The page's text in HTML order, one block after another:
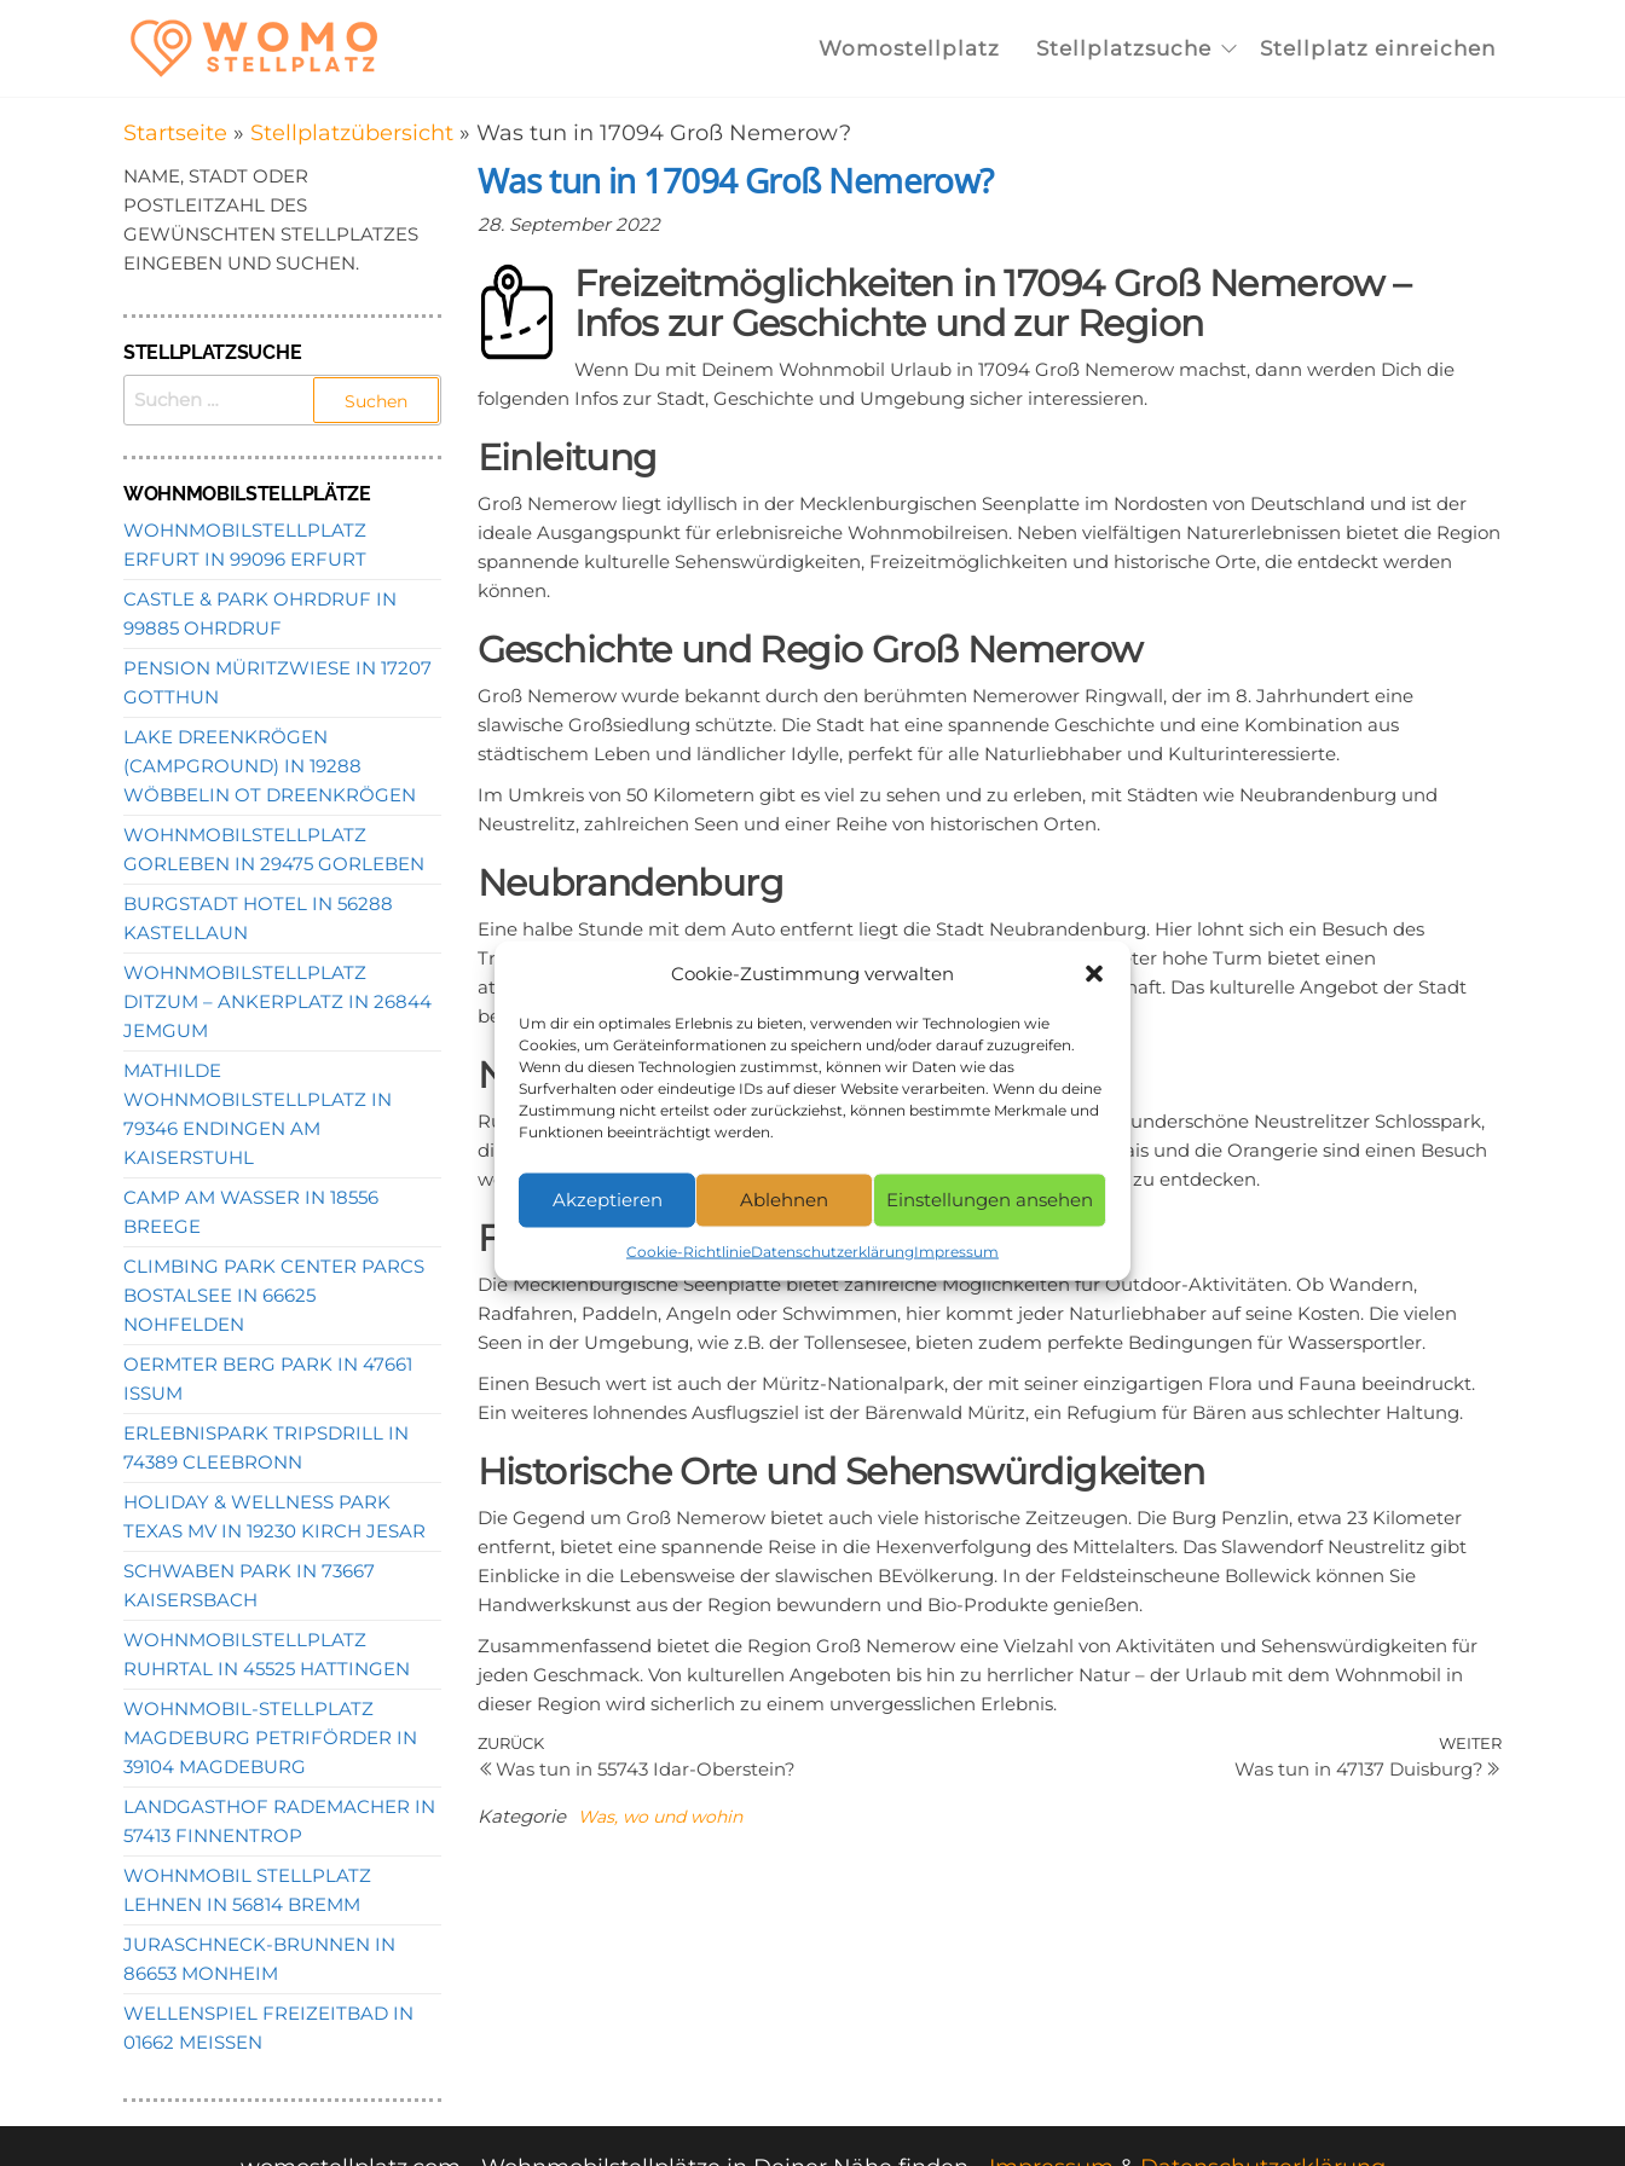
Cookie-Zustimmung verwalten
Um dir ein optimales Erlebnis zu bieten, verwenden wir Technologien wie
Cookies, um Geräteinformationen zu speichern und/oder darauf zuzugreifen.
Wenn du diesen Technologien zustimmst, können wir Daten wie das
Surfverhalten oder eindeutige IDs auf dieser Website verarbeiten. Wenn du deine
Zustimmung nicht erteilst oder zurückziehst, können bestimmte Merkmale und
Funktionen beeinträchtigt werden.
Akzeptieren Ablehnen Einstellungen ansehen
Cookie-RichtlinieDatenschutzerklärungImpressum
in der Nähe finden
Womostellplatz Stellplatzsuche Stellplatz einreichen
Startseite » Stellplatzübersicht » Was tun in 17094 Groß Nemerow?
Was tun in 17094 Groß Nemerow?
28. September 2022
Freizeitmöglichkeiten in 17094 Groß Nemerow –
Infos zur Geschichte und zur Region
Wenn Du mit Deinem Wohnmobil Urlaub in 17094 Groß Nemerow machst, dann werden Dich die
folgenden Infos zur Stadt, Geschichte und Umgebung sicher interessieren.
Einleitung
Groß Nemerow liegt idyllisch in der Mecklenburgischen Seenplatte im Nordosten von Deutschland und ist der
ideale Ausgangspunkt für erlebnisreiche Wohnmobilreisen. Neben vielfältigen Naturerlebnissen bietet die Region
spannende kulturelle Sehenswürdigkeiten, Freizeitmöglichkeiten und historische Orte, die entdeckt werden
können.
Geschichte und Regio Groß Nemerow
Groß Nemerow wurde bekannt durch den berühmten Nemerower Ringwall, der im 8. Jahrhundert eine
slawische Großsiedlung schützte. Die Stadt hat eine spannende Geschichte und eine Kombination aus
städtischem Leben und ländlicher Idylle, perfekt für alle Naturliebhaber und Kulturinteressierte.
Im Umkreis von 50 Kilometern gibt es viel zu sehen und zu erleben, mit Städten wie Neubrandenburg und
Neustrelitz, zahlreichen Seen und einer Reihe von historischen Orten.
Neubrandenburg
Eine halbe Stunde mit dem Auto entfernt liegt die Stadt Neubrandenburg. Hier lohnt sich ein Besuch des
Treptower Tors, einem der vier erhaltenen Stadttore der Stadt. Der 56 Meter hohe Turm bietet einen
atemberaubenden Blick über die Stadt und die umliegende Seenlandschaft. Das kulturelle Angebot der Stadt
beinhaltet Museen und Galerien, Theater und Konzerte.
Neustrelitz
Rund 36 Kilometer entfernt liegt die Stadt Neustrelitz, bekannt für das wunderschöne Neustrelitzer Schlosspark,
die historische Altstadt und das Schlossmuseum. Auch das Carolinenpalais und die Orangerie sind einen Besuch
wert. Für Tierliebhaber gibt es den Tierpark mit einheimischen Tierarten zu entdecken.
Freizeitaktivitäten in der Natur
Die Mecklenburgische Seenplatte bietet zahlreiche Möglichkeiten für Outdoor-Aktivitäten. Ob Wandern,
Radfahren, Paddeln, Angeln oder Schwimmen, hier kommt jeder Naturliebhaber auf seine Kosten. Die vielen
Seen in der Umgebung, wie z.B. der Tollensesee, bieten zudem perfekte Bedingungen für Wassersportler.
Einen Besuch wert ist auch der Müritz-Nationalpark, der mit seiner einzigartigen Flora und Fauna beeindruckt.
Ein weiteres lohnendes Ausflugsziel ist der Bärenwald Müritz, ein Refugium für Bären aus schlechter Haltung.
Historische Orte und Sehenswürdigkeiten
Die Gegend um Groß Nemerow bietet auch viele historische Zeitzeugen. Die Burg Penzlin, etwa 23 Kilometer
entfernt, bietet eine spannende Reise in die Hexenverfolgung des Mittelalters. Das Slawendorf Neustrelitz gibt
Einblicke in die Lebensweise der slawischen BEvölkerung. In der Feldsteinscheune Bollewick können Sie
Handwerkskunst aus der Region bewundern und Bio-Produkte genießen.
Zusammenfassend bietet die Region Groß Nemerow eine Vielzahl von Aktivitäten und Sehenswürdigkeiten für
jeden Geschmack. Von kulturellen Angeboten bis hin zu herrlicher Natur – der Urlaub mit dem Wohnmobil in
dieser Region wird sicherlich zu einem unvergesslichen Erlebnis.
Beitragsnavigation
Vorheriger
Beitrag
ZURÜCK
Was tun in 55743 Idar-Oberstein?
Nächster
WEITER
Was tun in 47137 Duisburg?
Kategorie Was, wo und wohin
NAME, STADT ODER
POSTLEITZAHL DES
GEWÜNSCHTEN STELLPLATZES
EINGEBEN UND SUCHEN.
STELLPLATZSUCHE
SUCHEN
WOHNMOBILSTELLPLÄTZE
WOHNMOBILSTELLPLATZ
ERFURT IN 99096 ERFURT
CASTLE & PARK OHRDRUF IN
99885 OHRDRUF
PENSION MÜRITZWIESE IN 17207
GOTTHUN
LAKE DREENKRÖGEN
(CAMPGROUND) IN 19288
WÖBBELIN OT DREENKRÖGEN
WOHNMOBILSTELLPLATZ
GORLEBEN IN 29475 GORLEBEN
BURGSTADT HOTEL IN 56288
KASTELLAUN
WOHNMOBILSTELLPLATZ
DITZUM – ANKERPLATZ IN 26844
JEMGUM
MATHILDE
WOHNMOBILSTELLPLATZ IN
79346 ENDINGEN AM
KAISERSTUHL
CAMP AM WASSER IN 18556
BREEGE
CLIMBING PARK CENTER PARCS
BOSTALSEE IN 66625
NOHFELDEN
OERMTER BERG PARK IN 47661
ISSUM
ERLEBNISPARK TRIPSDRILL IN
74389 CLEEBRONN
HOLIDAY & WELLNESS PARK
TEXAS MV IN 19230 KIRCH JESAR
SCHWABEN PARK IN 73667
KAISERSBACH
WOHNMOBILSTELLPLATZ
RUHRTAL IN 45525 HATTINGEN
WOHNMOBIL-STELLPLATZ
MAGDEBURG PETRIFÖRDER IN
39104 MAGDEBURG
LANDGASTHOF RADEMACHER IN
57413 FINNENTROP
WOHNMOBIL STELLPLATZ
LEHNEN IN 56814 BREMM
JURASCHNECK-BRUNNEN IN
86653 MONHEIM
WELLENSPIEL FREIZEITBAD IN
01662 MEISSEN